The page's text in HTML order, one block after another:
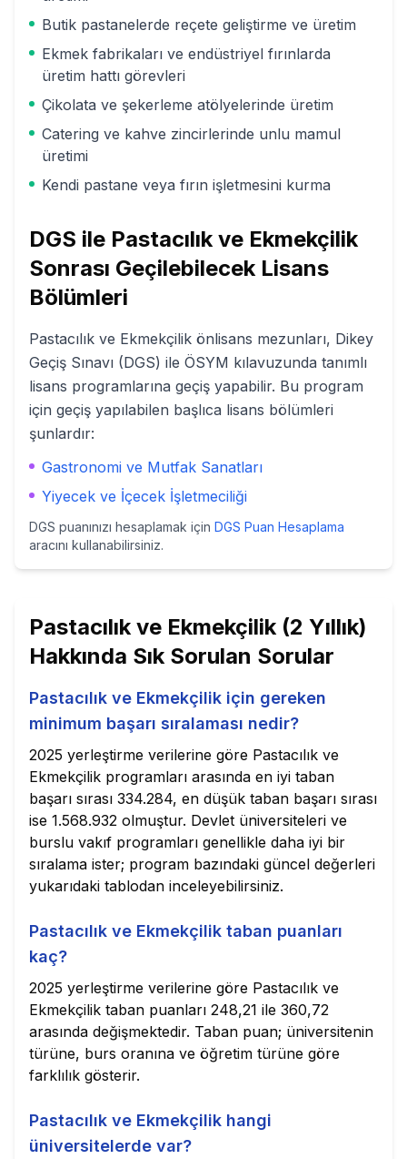
Butik pastanelerde reçete geliştirme ve üretim
Ekmek fabrikaları ve endüstriyel fırınlarda
üretim hattı görevleri
Çikolata ve şekerleme atölyelerinde üretim
Catering ve kahve zincirlerinde unlu mamul
üretimi
Kendi pastane veya fırın işletmesini kurma
DGS ile Pastacılık ve Ekmekçilik
Sonrası Geçilebilecek Lisans
Bölümleri
Pastacılık ve Ekmekçilik önlisans mezunları, Dikey
Geçiş Sınavı (DGS) ile ÖSYM kılavuzunda tanımlı
lisans programlarına geçiş yapabilir. Bu program
için geçiş yapılabilen başlıca lisans bölümleri
şunlardır:
Gastronomi ve Mutfak Sanatları
Yiyecek ve İçecek İşletmeciliği
DGS puanınızı hesaplamak için DGS Puan Hesaplama
aracını kullanabilirsiniz.
Pastacılık ve Ekmekçilik (2 Yıllık)
Hakkında Sık Sorulan Sorular
Pastacılık ve Ekmekçilik için gereken
minimum başarı sıralaması nedir?
2025 yerleştirme verilerine göre Pastacılık ve
Ekmekçilik programları arasında en iyi taban
başarı sırası 334.284, en düşük taban başarı sırası
ise 1.568.932 olmuştur. Devlet üniversiteleri ve
burslu vakıf programları genellikle daha iyi bir
sıralama ister; program bazındaki güncel değerleri
yukarıdaki tablodan inceleyebilirsiniz.
Pastacılık ve Ekmekçilik taban puanları
kaç?
2025 yerleştirme verilerine göre Pastacılık ve
Ekmekçilik taban puanları 248,21 ile 360,72
arasında değişmektedir. Taban puan; üniversitenin
türüne, burs oranına ve öğretim türüne göre
farklılık gösterir.
Pastacılık ve Ekmekçilik hangi
üniversitelerde var?